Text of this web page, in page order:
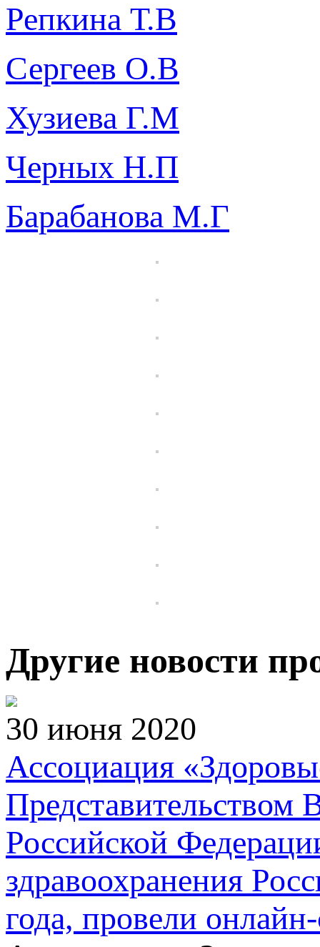
Репкина Т.В
Сергеев О.В
Хузиева Г.М
Черных Н.П
Барабанова М.Г
Другие новости
30 июня 2020
Ассоциация
Представительством
Российской
здравоохранения
года, провели